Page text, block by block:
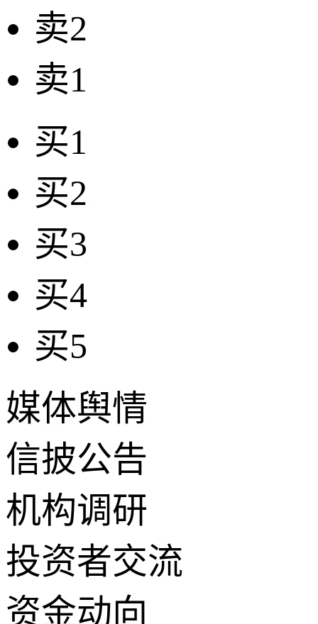
卖2
卖1
买1
买2
买3
买4
买5
媒体舆情
信披公告
机构调研
投资者交流
资金动向